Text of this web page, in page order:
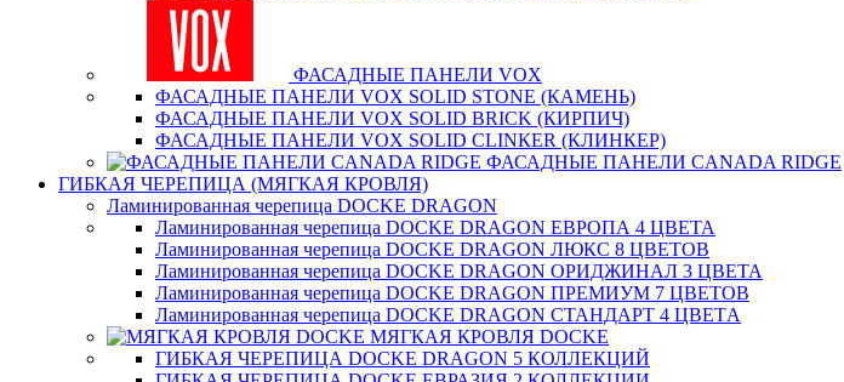
ФАСАДНЫЕ ПАНЕЛИ VOX
ФАСАДНЫЕ ПАНЕЛИ VOX SOLID STONE (КАМЕНЬ)
ФАСАДНЫЕ ПАНЕЛИ VOX SOLID BRICK (КИРПИЧ)
ФАСАДНЫЕ ПАНЕЛИ VOX SOLID CLINКER (КЛИНКЕР)
ФАСАДНЫЕ ПАНЕЛИ CANADA RIDGE
ГИБКАЯ ЧЕРЕПИЦА (МЯГКАЯ КРОВЛЯ)
Ламинированная черепица DOCKE DRAGON
Ламинированная черепица DOCKE DRAGON ЕВРОПА 4 ЦВЕТА
Ламинированная черепица DOCKE DRAGON ЛЮКС 8 ЦВЕТОВ
Ламинированная черепица DOCKE DRAGON ОРИДЖИНАЛ 3 ЦВЕТА
Ламинированная черепица DOCKE DRAGON ПРЕМИУМ 7 ЦВЕТОВ
Ламинированная черепица DOCKE DRAGON СТАНДАРТ 4 ЦВЕТA
МЯГКАЯ КРОВЛЯ DOCKE
ГИБКАЯ ЧЕРЕПИЦА DOCKE DRAGON 5 КОЛЛЕКЦИЙ